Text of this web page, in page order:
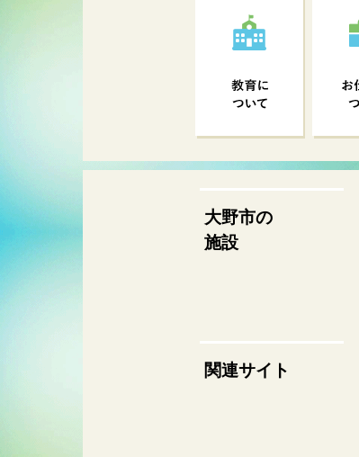
大野市の
施設
関連サイト